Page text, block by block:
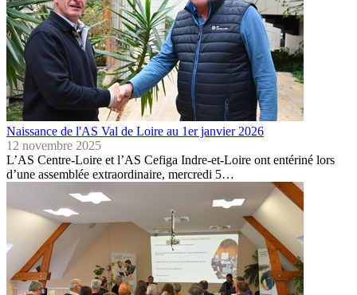
Naissance de l'AS Val de Loire au 1er janvier 2026
12 novembre 2025
L’AS Centre-Loire et l’AS Cefiga Indre-et-Loire ont entériné lors
d’une assemblée extraordinaire, mercredi 5…